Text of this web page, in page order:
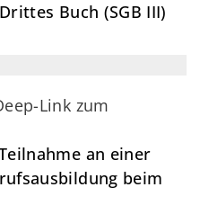
Buch (SGB III)
Link zum
an einer
beim